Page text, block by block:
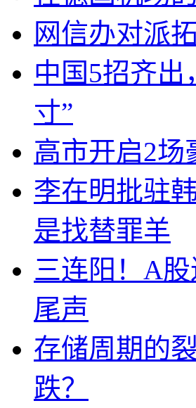
网信办对派
中国5招齐出
寸”
高市开启2场
李在明批驻
是找替罪羊
三连阳！A
尾声
存储周期的
跌？